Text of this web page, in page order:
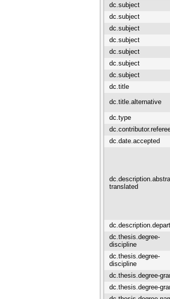
dc.subject
dc.subject
dc.subject
dc.subject
dc.subject
dc.subject
dc.subject
dc.title
dc.title.alternative
dc.type
dc.date.accepted
translated
dc.thesis.degree-
discipline
dc.thesis.degree-
discipline
dc.thesis.degree-
dc.thesis.degree-